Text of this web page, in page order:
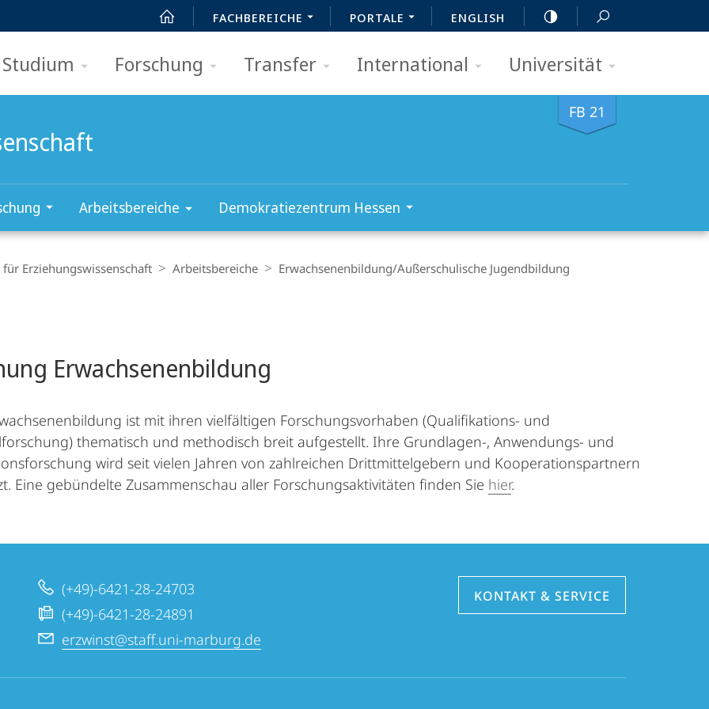
FACHBEREICHE PORTALE ENGLISH
Studium Forschung Transfer International Universität
FB 21
Arbeitsbereiche Demokratiezentrum Hessen
Erziehungswissenschaft Arbeitsbereiche
Erwachsenenbildung/­Außerschulische Jugendbildung
Erwachsenenbildung
ist mit ihren vielfältigen Forschungsvorhaben (Qualifikations- und
thematisch und methodisch breit aufgestellt. Ihre Grundlagen-, Anwendungs- und
wird seit vielen Jahren von zahlreichen Drittmittelgebern und Kooperationspartnern
Eine gebündelte Zusammenschau aller Forschungsaktivitäten finden Sie hier.
(+49)-6421-28-24703
(+49)-6421-28-24891
erzwinst@staff.uni-marburg.de
KONTAKT & SERVICE